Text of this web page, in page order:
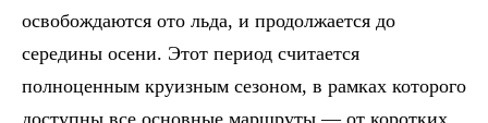
освобождаются ото льда, и продолжается до
середины осени. Этот период считается
полноценным круизным сезоном, в рамках которого
доступны все основные маршруты — от коротких